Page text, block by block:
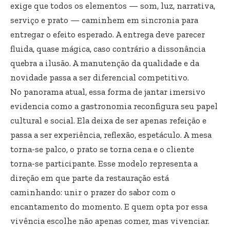
exige que todos os elementos — som, luz, narrativa,
serviço e prato — caminhem em sincronia para
entregar o efeito esperado. A entrega deve parecer
fluida, quase mágica, caso contrário a dissonância
quebra a ilusão. A manutenção da qualidade e da
novidade passa a ser diferencial competitivo.
No panorama atual, essa forma de jantar imersivo
evidencia como a gastronomia reconfigura seu papel
cultural e social. Ela deixa de ser apenas refeição e
passa a ser experiência, reflexão, espetáculo. A mesa
torna-se palco, o prato se torna cena e o cliente
torna-se participante. Esse modelo representa a
direção em que parte da restauração está
caminhando: unir o prazer do sabor com o
encantamento do momento. E quem opta por essa
vivência escolhe não apenas comer, mas vivenciar.